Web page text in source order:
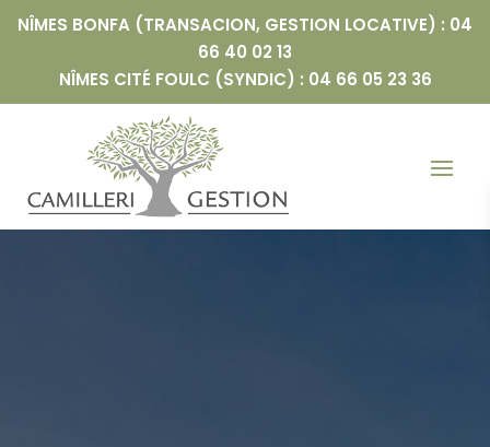
NÎMES BONFA (TRANSACION, GESTION LOCATIVE) : 04
66 40 02 13
NÎMES CITÉ FOULC (SYNDIC) : 04 66 05 23 36